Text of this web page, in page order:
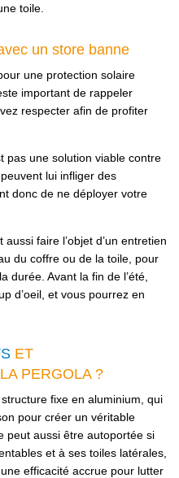
toile.
un store banne
une protection solaire
important de rappeler
respecter afin de profiter
pas une solution viable contre
lui infliger des
donc de ne déployer votre
faire l’objet d’un entretien
du coffre ou de la toile, pour
durée. Avant la fin de l’été,
d’oeil, et vous pourrez en
ET
PERGOLA ?
fixe en aluminium, qui
pour créer un véritable
peut aussi être autoportée si
et à ses toiles latérales,
efficacité accrue pour lutter